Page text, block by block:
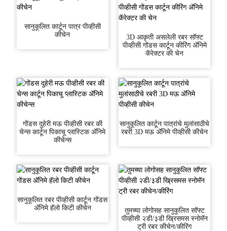
सानुकूलित कार्टून पात्र पीव्हीसी
कीचेन
3D आकृती असलेली रबर सॉफ्ट
पीव्हीसी गोंडस कार्टून कीरिंग ॲनिमे
कॅरेक्टर की चेन
गोंडस दुहेरी मऊ पीव्हीसी रबर की
चेन्स कार्टून पिकाचू प्लास्टिक ॲनिमे
कीचेन्स
सानुकूलित कार्टून पात्रांचे मुलांसाठीचे
रबरी 3D मऊ ॲनिमे पीव्हीसी कीचेन
सानुकूलित रबर पीव्हीसी कार्टून गोंडस
ॲनिमे हॅलो किटी कीचेन
तुमच्या लोगोसह सानुकूलित सॉफ्ट
पीव्हीसी २डी/३डी ख्रिसमस स्नोमॅन
ट्री रबर कीचेन/कीरिंग